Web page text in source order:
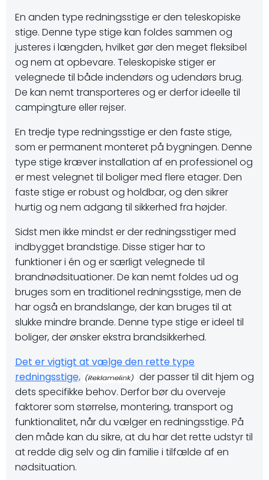
En anden type redningsstige er den teleskopiske
stige. Denne type stige kan foldes sammen og
justeres i længden, hvilket gør den meget fleksibel
og nem at opbevare. Teleskopiske stiger er
velegnede til både indendørs og udendørs brug.
De kan nemt transporteres og er derfor ideelle til
campingture eller rejser.
En tredje type redningsstige er den faste stige,
som er permanent monteret på bygningen. Denne
type stige kræver installation af en professionel og
er mest velegnet til boliger med flere etager. Den
faste stige er robust og holdbar, og den sikrer
hurtig og nem adgang til sikkerhed fra højder.
Sidst men ikke mindst er der redningsstiger med
indbygget brandstige. Disse stiger har to
funktioner i én og er særligt velegnede til
brandnødsituationer. De kan nemt foldes ud og
bruges som en traditionel redningsstige, men de
har også en brandslange, der kan bruges til at
slukke mindre brande. Denne type stige er ideel til
boliger, der ønsker ekstra brandsikkerhed.
Det er vigtigt at vælge den rette type
redningsstige,
der passer til dit hjem og
dets specifikke behov. Derfor bør du overveje
faktorer som størrelse, montering, transport og
funktionalitet, når du vælger en redningsstige. På
den måde kan du sikre, at du har det rette udstyr til
at redde dig selv og din familie i tilfælde af en
nødsituation.